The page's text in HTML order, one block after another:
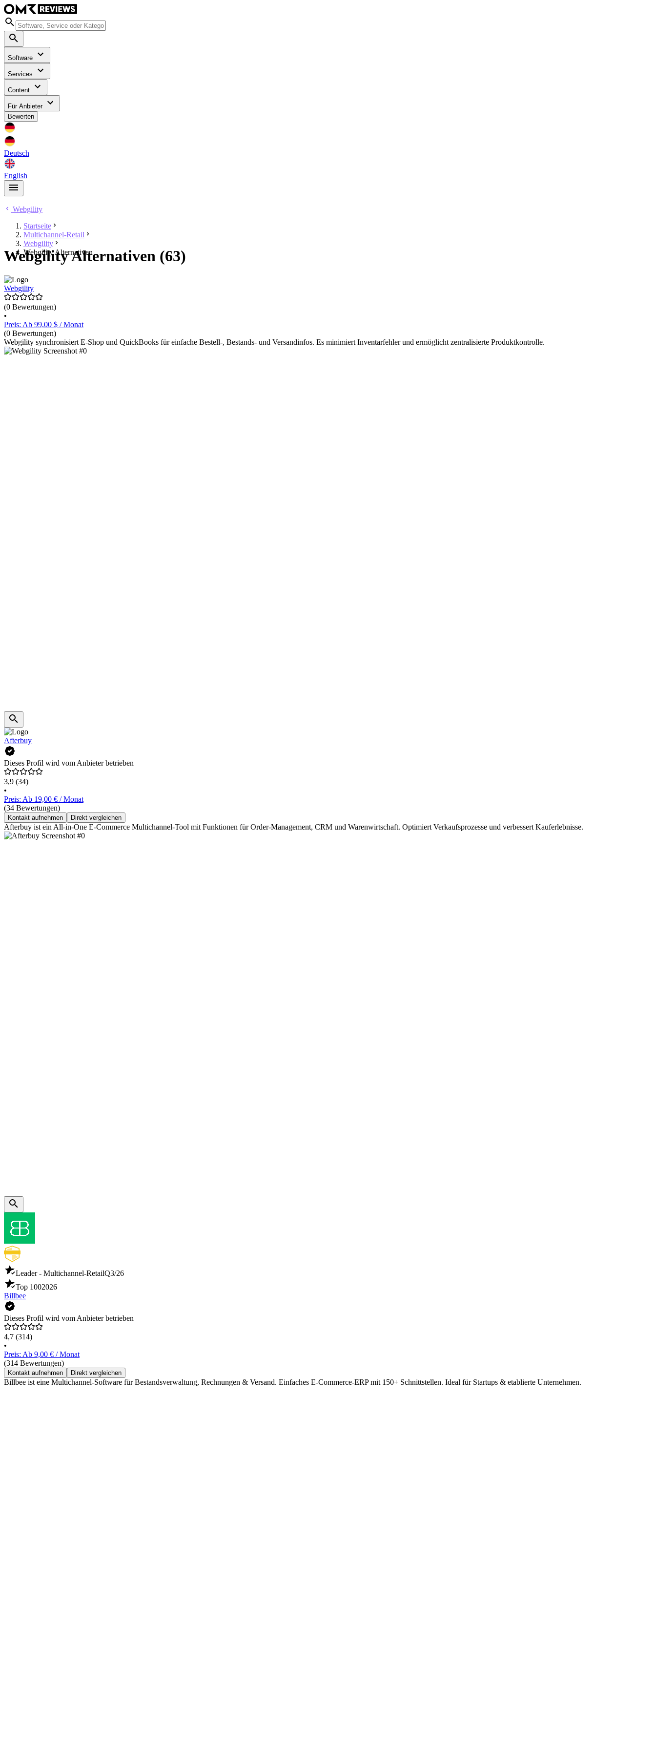
Software
Services
Content
Für Anbieter
Bewerten
Deutsch
English
Webgility
Startseite
Multichannel-Retail
Webgility
Webgility Alternativen
Webgility Alternativen (63)
Webgility
(0 Bewertungen)
•
Preis: Ab 99,00 $ / Monat
(0 Bewertungen)
Webgility synchronisiert E-Shop und QuickBooks für einfache Bestell-, Bestands- und Versandinfos. Es minimiert Inventarfehler und ermöglicht zentralisierte Produktkontrolle.
Afterbuy
Dieses Profil wird vom Anbieter betrieben
3,9 (34)
•
Preis: Ab 19,00 € / Monat
(34 Bewertungen)
Kontakt aufnehmen Direkt vergleichen
Afterbuy ist ein All-in-One E-Commerce Multichannel-Tool mit Funktionen für Order-Management, CRM und Warenwirtschaft. Optimiert Verkaufsprozesse und verbessert Kauferlebnisse.
Leader - Multichannel-RetailQ3/26
Top 1002026
Billbee
Dieses Profil wird vom Anbieter betrieben
4,7 (314)
•
Preis: Ab 9,00 € / Monat
(314 Bewertungen)
Kontakt aufnehmen Direkt vergleichen
Billbee ist eine Multichannel-Software für Bestandsverwaltung, Rechnungen & Versand. Einfaches E-Commerce-ERP mit 150+ Schnittstellen. Ideal für Startups & etablierte Unternehmen.